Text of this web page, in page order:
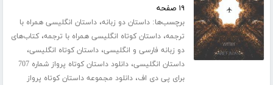
۱۹ صفحه
برچسب‌ها:داستان دو زبانه،داستان انگلیسی همراه با
ترجمه،داستان کوتاه انگلیسی همراه با ترجمه،کتاب‌های
دو زبانه فارسی و انگلیسی،داستان کوتاه انگلیسی،
داستان انگلیسی،
دانلود داستان کوتاه پرواز شماره 707
برای پی دی اف،دانلود مجموعه داستان کوتاه پرواز